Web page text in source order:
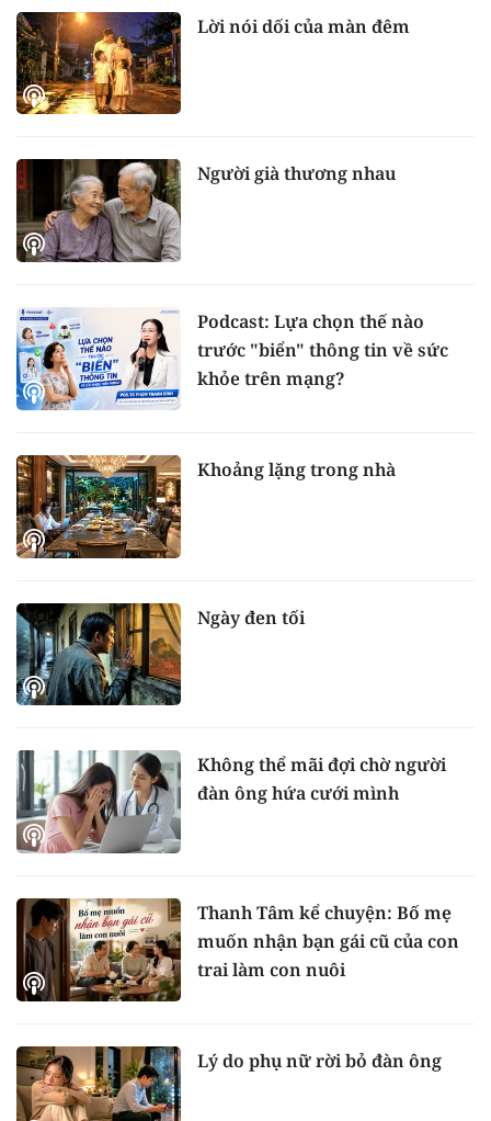
Lời nói dối của màn đêm
Người già thương nhau
Podcast: Lựa chọn thế nào
trước "biển" thông tin về sức
khỏe trên mạng?
Khoảng lặng trong nhà
Ngày đen tối
Không thể mãi đợi chờ người
đàn ông hứa cưới mình
Thanh Tâm kể chuyện: Bố mẹ
muốn nhận bạn gái cũ của con
trai làm con nuôi
Lý do phụ nữ rời bỏ đàn ông